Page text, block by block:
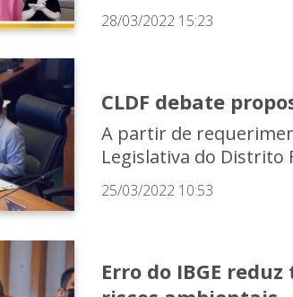
28/03/2022 15:23
CLDF debate
A partir de
Legislativa do Distrito
25/03/2022 10:53
Erro do IBGE